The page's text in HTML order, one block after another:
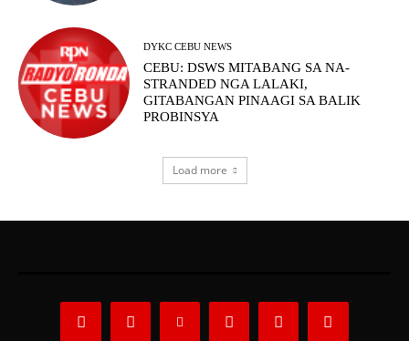
DYKC CEBU NEWS
CEBU: DSWS MITABANG SA NA-
STRANDED NGA LALAKI,
GITABANGAN PINAAGI SA BALIK
PROBINSYA
Load more